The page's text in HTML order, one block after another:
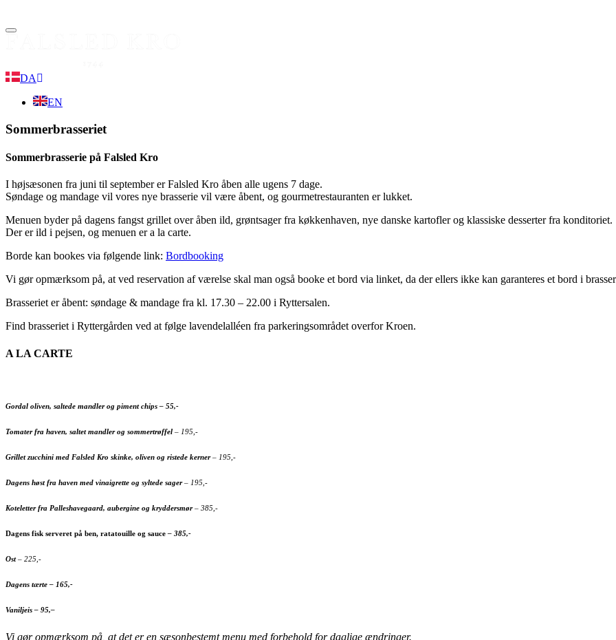
Menu
DA
EN
Sommerbrasseriet
Sommerbrasserie på Falsled Kro
I højsæsonen fra juni til september er Falsled Kro åben alle ugens 7 dage.
Søndage og mandage vil vores nye brasserie vil være åbent, og gourmetrestauranten er lukket.
Menuen byder på dagens fangst grillet over åben ild, grøntsager fra køkkenhaven, nye danske kartofler og klassiske desserter fra konditoriet.
Der er ild i pejsen, og menuen er a la carte.
Borde kan bookes via følgende link: Bordbooking
Vi gør opmærksom på, at ved reservation af værelse skal man også booke et bord via linket, da der ellers ikke kan garanteres et bord i
Brasseriet er åbent: søndage & mandage fra kl. 17.30 – 22.00 i Ryttersalen.
Find brasseriet i Ryttergården ved at følge lavendelalléen fra parkeringsområdet overfor Kroen.
A LA CARTE
Gordal oliven, saltede mandler og piment chips– 55,-
Tomater fra haven, saltet mandler og sommertrøffel – 195,-
Grillet zucchini med Falsled Kro skinke, oliven og ristede kerner– 195,-
Dagens høst fra haven med vinaigrette og syltede sager– 195,-
Koteletter fra Palleshavegaard, aubergine og kryddersmør– 385,-
Dagens fisk serveret på ben, ratatouille og sauce– 385,-
Ost– 225,-
Dagens tærte– 165,-
Vaniljeis– 95,–
Vi gør opmærksom på, at det er en sæsonbestemt menu med forbehold for daglige ændringer.